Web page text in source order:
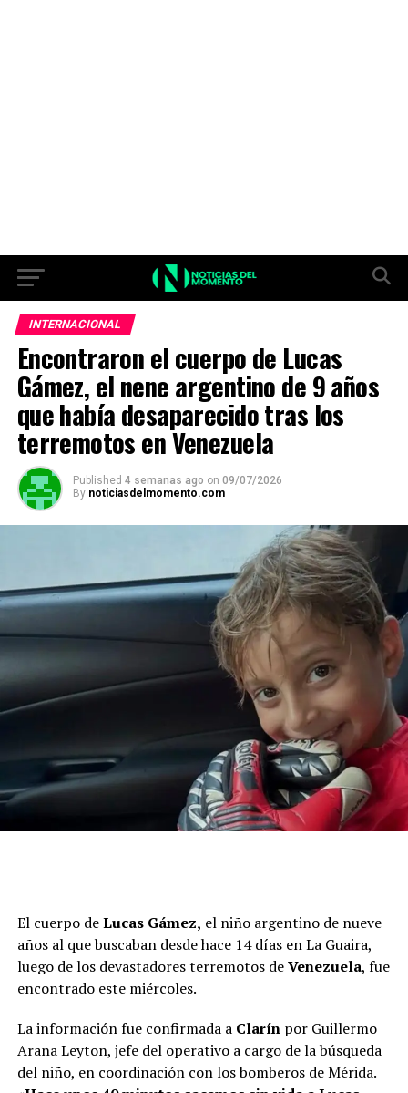
INTERNACIONAL
Encontraron el cuerpo de Lucas
Gámez, el nene argentino de 9 años
que había desaparecido tras los
terremotos en Venezuela
Published 4 semanas ago on 09/07/2026
By noticiasdelmomento.com
El cuerpo deLucas Gámez, el niño argentino de nueve
años al que buscaban desde hace 14 días en La Guaira,
luego de los devastadores terremotos deVenezuela, fue
encontrado este miércoles.
La información fue confirmada a Clarín por Guillermo
Arana Leyton, jefe del operativo a cargo de la búsqueda
del niño, en coordinación con los bomberos de Mérida.